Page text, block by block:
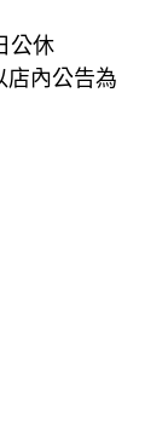
公休
店內公告為